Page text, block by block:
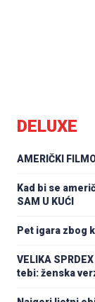
DELUXE
AMERIČKI
Kad bi se
SAM U KUĆI
Pet igara zbog
VELIKA
tebi: ženska